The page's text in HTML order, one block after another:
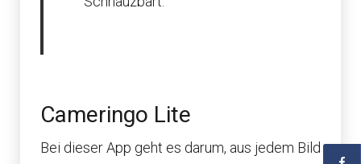
Cameringo Lite
Bei dieser App geht es darum, aus jedem Bild